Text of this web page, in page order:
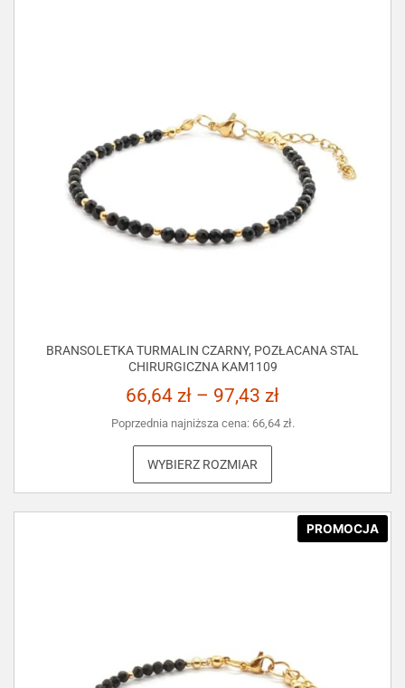
BRANSOLETKA TURMALIN CZARNY, POZŁACANA STAL
CHIRURGICZNA KAM1109
66,64 zł – 97,43 zł
Poprzednia najniższa cena: 66,64 zł.
WYBIERZ ROZMIAR
PROMOCJA